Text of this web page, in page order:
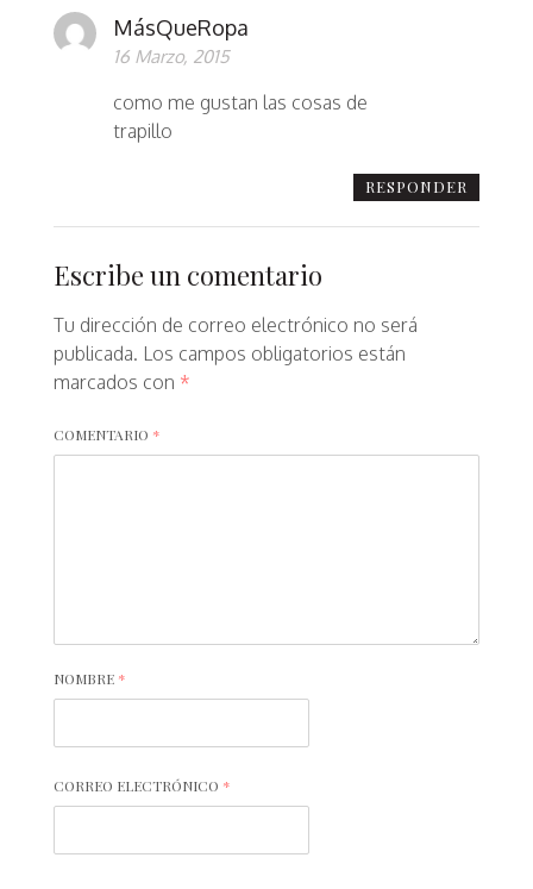
MásQueRopa
16 Marzo, 2015
como me gustan las cosas de
trapillo
RESPONDER
Escribe un comentario
Tu dirección de correo electrónico no será
publicada. Los campos obligatorios están
marcados con *
COMENTARIO *
NOMBRE *
CORREO ELECTRÓNICO *